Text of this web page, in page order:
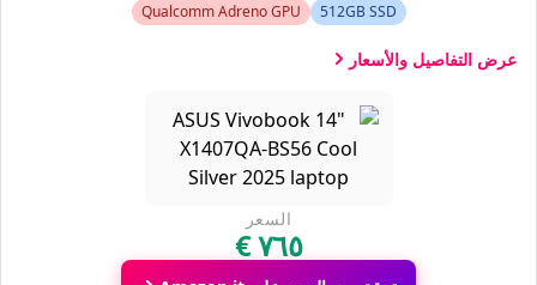
512GB SSD
Qualcomm Adreno GPU
عرض التفاصيل والأسعار
السعر